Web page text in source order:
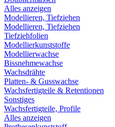
Alles anzeigen
Modellieren, Tiefziehen
Modellieren, Tiefziehen
Tiefziehfolien
Modellierkunststoffe
Modellierwachse
Bissnehmewachse
Wachsdrähte
Platten- & Gusswachse
Wachsfertigteile & Retentionen
Sonstiges
Wachsfertigteile, Profile
Alles anzeigen